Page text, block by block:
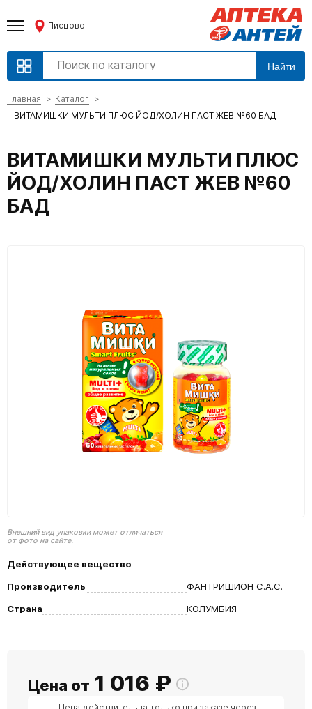
Писцово
Найти
Главная
Каталог
ВИТАМИШКИ МУЛЬТИ ПЛЮС ЙОД/ХОЛИН ПАСТ ЖЕВ №60 БАД
ВИТАМИШКИ МУЛЬТИ ПЛЮС
ЙОД/ХОЛИН ПАСТ ЖЕВ №60
БАД
Внешний вид упаковки может отличаться
от фото на сайте.
Действующее вещество
Производитель
ФАНТРИШИОН С.А.С.
Страна
КОЛУМБИЯ
Цена от 1 016 ₽